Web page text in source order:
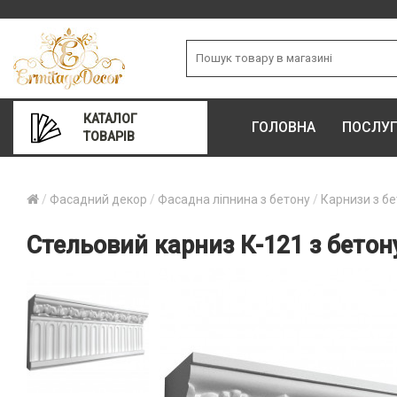
КАТАЛОГ
ТОВАРІВ
ГОЛОВНА
Фасадний декор Фасадна ліпнина з бетону Карнизи з
Стельовий карниз К-121 з